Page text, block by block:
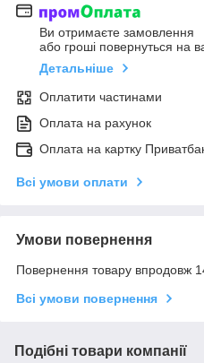
Ви отримаєте замовлення
або гроші повернуться на
Детальніше
Оплатити частинами
Оплата на рахунок
Оплата на картку
Всі умови оплати
Умови повернення
Повернення товару впродовж
Всі умови повернення
Подібні товари компанії